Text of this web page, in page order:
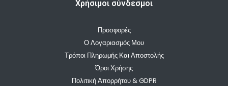
Χρήσιμοι σύνδεσμοι
Προσφορές
Ο Λογαριασμός Μου
Τρόποι Πληρωμής Και Αποστολής
Όροι Χρήσης
Πολιτική Απορρήτου & GDPR